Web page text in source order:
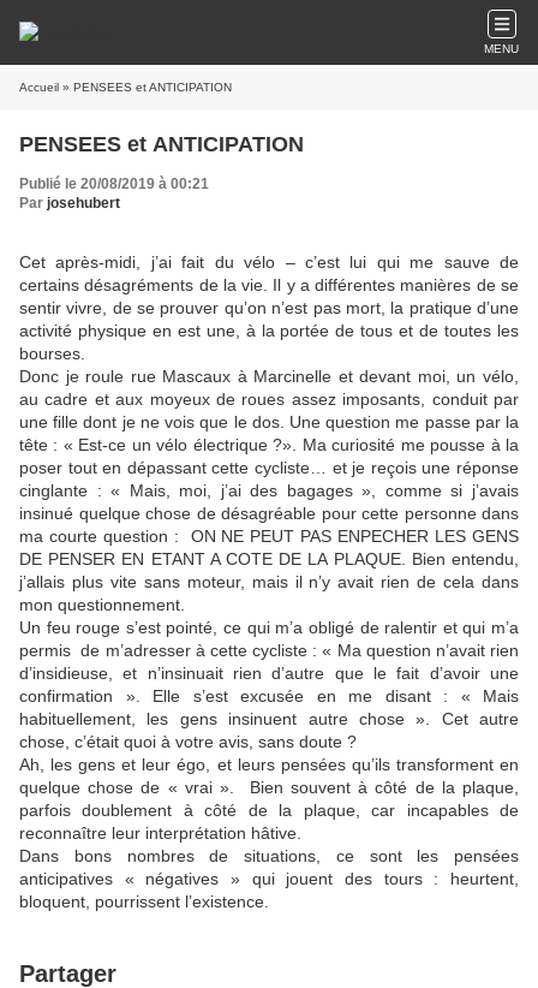
MENU
Accueil » PENSEES et ANTICIPATION
PENSEES et ANTICIPATION
Publié le 20/08/2019 à 00:21
Par josehubert
Cet après-midi, j’ai fait du vélo – c’est lui qui me sauve de
certains désagréments de la vie. Il y a différentes manières de se
sentir vivre, de se prouver qu’on n’est pas mort, la pratique d’une
activité physique en est une, à la portée de tous et de toutes les
bourses.
Donc je roule rue Mascaux à Marcinelle et devant moi, un vélo,
au cadre et aux moyeux de roues assez imposants, conduit par
une fille dont je ne vois que le dos. Une question me passe par la
tête : « Est-ce un vélo électrique ?». Ma curiosité me pousse à la
poser tout en dépassant cette cycliste… et je reçois une réponse
cinglante : « Mais, moi, j’ai des bagages », comme si j’avais
insinué quelque chose de désagréable pour cette personne dans
ma courte question : ON NE PEUT PAS ENPECHER LES GENS
DE PENSER EN ETANT A COTE DE LA PLAQUE. Bien entendu,
j’allais plus vite sans moteur, mais il n’y avait rien de cela dans
mon questionnement.
Un feu rouge s’est pointé, ce qui m’a obligé de ralentir et qui m’a
permis de m’adresser à cette cycliste : « Ma question n’avait rien
d’insidieuse, et n’insinuait rien d’autre que le fait d’avoir une
confirmation ». Elle s’est excusée en me disant : « Mais
habituellement, les gens insinuent autre chose ». Cet autre
chose, c’était quoi à votre avis, sans doute ?
Ah, les gens et leur égo, et leurs pensées qu’ils transforment en
quelque chose de « vrai ». Bien souvent à côté de la plaque,
parfois doublement à côté de la plaque, car incapables de
reconnaître leur interprétation hâtive.
Dans bons nombres de situations, ce sont les pensées
anticipatives « négatives » qui jouent des tours : heurtent,
bloquent, pourrissent l’existence.
Partager